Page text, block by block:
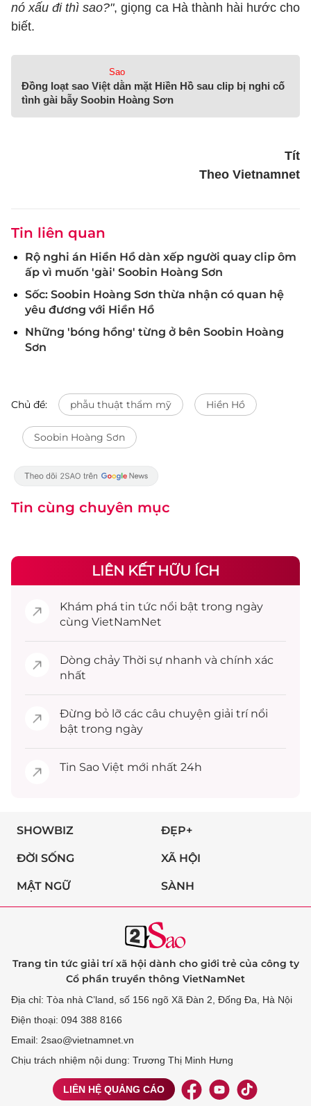
nó xấu đi thì sao?", giọng ca Hà thành hài hước cho
biết.
Sao
Đồng loạt sao Việt dằn mặt Hiền Hồ sau clip bị nghi cố
tình gài bẫy Soobin Hoàng Sơn
Tít
Theo Vietnamnet
Tin liên quan
Rộ nghi án Hiền Hồ dàn xếp người quay clip ôm
ấp vì muốn 'gài' Soobin Hoàng Sơn
Sốc: Soobin Hoàng Sơn thừa nhận có quan hệ
yêu đương với Hiền Hồ
Những 'bóng hồng' từng ở bên Soobin Hoàng
Sơn
Chủ đề: phẫu thuật thẩm mỹ Hiền Hồ
Soobin Hoàng Sơn
Tin cùng chuyên mục
LIÊN KẾT HỮU ÍCH
Khám phá tin tức nổi bật trong ngày
cùng VietNamNet
Dòng chảy Thời sự nhanh và chính xác
nhất
Đừng bỏ lỡ các câu chuyện giải trínổi
bật trong ngày
Tin Sao Việt mới nhất 24h
SHOWBIZ ĐẸP+
ĐỜI SỐNG XÃ HỘI
MẬT NGỮ SÀNH
Trang tin tức giải trí xã hội dành cho giới trẻ của công ty
Cổ phần truyền thông VietNamNet
Địa chỉ: Tòa nhà C’land, số 156 ngõ Xã Đàn 2, Đống Đa, Hà Nội
Điện thoại: 094 388 8166
Email: 2sao@vietnamnet.vn
Chịu trách nhiệm nội dung: Trương Thị Minh Hưng
LIÊN HỆ QUẢNG CÁO